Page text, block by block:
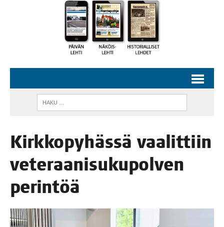
Kirk­ko­py­häs­sä vaa­lit­tiin
vete­raa­ni­su­ku­pol­ven
perintöä